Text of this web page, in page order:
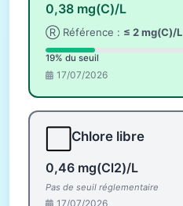
0,38 mg(C)/L
Ⓡ Référence : ≤ 2 mg(C)/L
19% du seuil
17/07/2026
Chlore libre
0,46 mg(Cl2)/L
Pas de seuil réglementaire
17/07/2026